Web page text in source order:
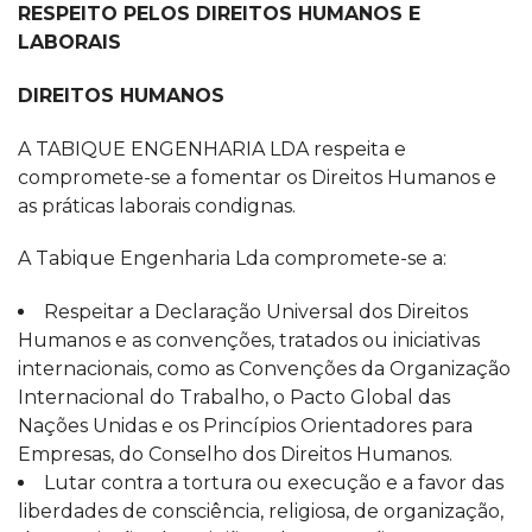
RESPEITO PELOS DIREITOS HUMANOS E
LABORAIS
DIREITOS HUMANOS
A TABIQUE ENGENHARIA LDA respeita e
compromete-se a fomentar os Direitos Humanos e
as práticas laborais condignas.
A Tabique Engenharia Lda compromete-se a:
Respeitar a Declaração Universal dos Direitos
Humanos e as convenções, tratados ou iniciativas
internacionais, como as Convenções da Organização
Internacional do Trabalho, o Pacto Global das
Nações Unidas e os Princípios Orientadores para
Empresas, do Conselho dos Direitos Humanos.
Lutar contra a tortura ou execução e a favor das
liberdades de consciência, religiosa, de organização,